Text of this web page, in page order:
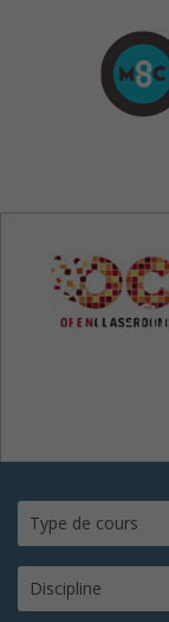
mooc-
Type de cours
Discipline